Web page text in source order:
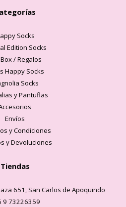
Socks
Edition Socks
/ Regalos
Happy Socks
Socks
y Pantuflas
Envíos
y Condiciones
y Devoluciones
Tiendas
651, San Carlos de Apoquindo
9 73226359